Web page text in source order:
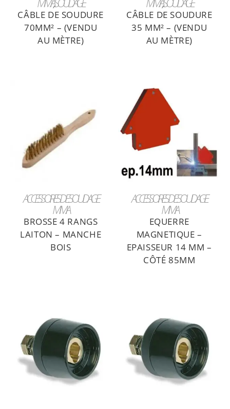
CÂBLE DE SOUDURE
70MM² – (VENDU
AU MÈTRE)
CÂBLE DE SOUDURE
35 MM² – (VENDU
AU MÈTRE)
ACCESSOIRES DE SOUDAGE
MMA
BROSSE 4 RANGS
LAITON – MANCHE
BOIS
ACCESSOIRES DE SOUDAGE
MMA
EQUERRE
MAGNETIQUE –
EPAISSEUR 14 MM –
CÔTÉ 85MM